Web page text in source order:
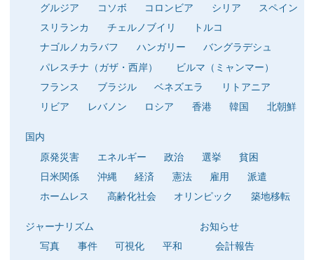
グルジア
コソボ コロンビア シリア
スペイン
スリランカ
チェルノブイリ
トルコ
ナゴルノカラバフ
ハンガリー
バングラデシュ
パレスチナ（ガザ・西岸）
ビルマ（ミャンマー）
フランス
ブラジル ベネズエラ
リトアニア
リビア
レバノン ロシア 香港 韓国 北朝鮮
国内
原発災害
エネルギー 政治 選挙
貧困
日米関係
沖縄 経済 憲法 雇用
派遣
ホームレス
高齢化社会 オリンピック 築地移転
ジャーナリズム
写真
事件 可視化 平和
お知らせ
会計報告